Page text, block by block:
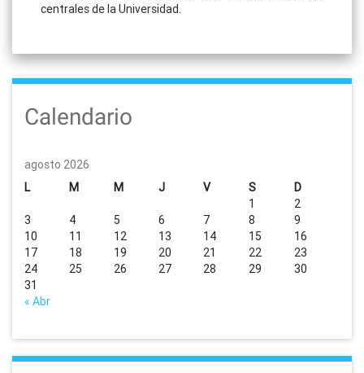
centrales de la Universidad.
Calendario
agosto 2026
L
M M J V S D
« Abr
1
2
3
4 5 6 7 8
9
10
11 12 13 14 15
16
17
18 19 20 21 22
23
24
25 26 27 28 29
30
31